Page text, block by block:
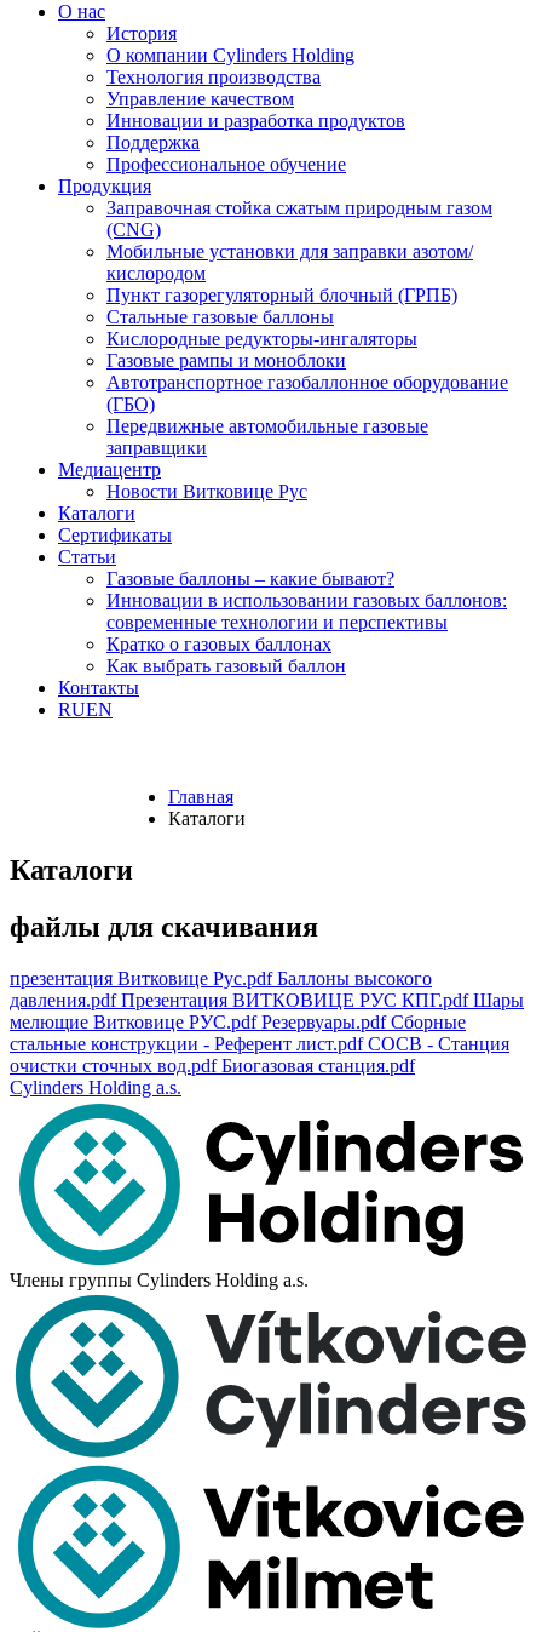
О нас
История
О компании Cylinders Holding
Технология производства
Управление качеством
Инновации и разработка продуктов
Поддержка
Профессиональное обучение
Продукция
Заправочная стойка сжатым природным газом
(CNG)
Мобильные установки для заправки азотом/
кислородом
Пункт газорегуляторный блочный (ГРПБ)
Стальные газовые баллоны
Кислородные редукторы-ингаляторы
Газовые рампы и моноблоки
Автотранспортное газобаллонное оборудование
(ГБО)
Передвижные автомобильные газовые
заправщики
Медиацентр
Новости Витковице Рус
Каталоги
Сертификаты
Статьи
Газовые баллоны – какие бывают?
Инновации в использовании газовых баллонов:
современные технологии и перспективы
Кратко о газовых баллонах
Как выбрать газовый баллон
Контакты
RUEN
Главная
Каталоги
Каталоги
файлы для скачивания
презентация Витковице Рус.pdf Баллоны высокого
давления.pdf Презентация ВИТКОВИЦЕ РУС КПГ.pdf Шары
мелющие Витковице РУС.pdf Резервуары.pdf Сборные
стальные конструкции - Референт лист.pdf СОСВ - Станция
очистки сточных вод.pdf Биогазовая станция.pdf
Cylinders Holding a.s.
Члены группы Cylinders Holding a.s.